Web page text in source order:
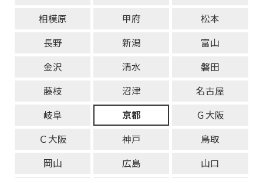
相模原
甲府
松本
長野
新潟
富山
金沢
清水
磐田
藤枝
沼津
名古屋
岐阜
京都
Ｇ大阪
Ｃ大阪
神戸
鳥取
岡山
広島
山口